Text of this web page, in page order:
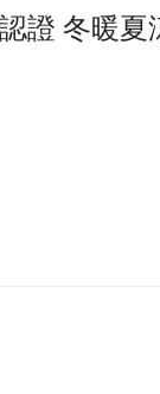
證 冬暖